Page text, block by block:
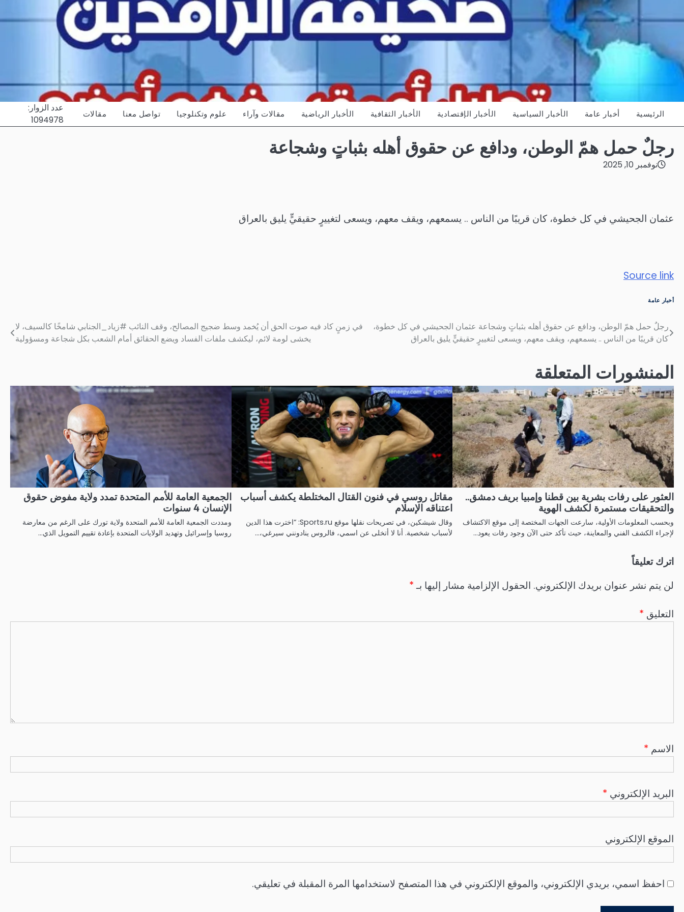
to
الرئيسية أخبار عامة الأخبار السياسية الأخبار الإقتصادية الأخبار الثقافية الأخبار الرياضية مقالات وآراء علوم وتكنلوجيا تواصل معنا مقالات
عدد الزوار:
1094978
رجلٌ حمل همّ الوطن، ودافع عن حقوق أهله بثباتٍ وشجاعة
نوفمبر 10, 2025
عثمان الجحيشي في كل خطوة، كان قريبًا من الناس .. يسمعهم، ويقف معهم، ويسعى لتغييرٍ حقيقيٍّ يليق بالعراق
Source link
أخبار عامة
تصفّح
المقالات
رجلٌ حمل همّ الوطن، ودافع عن حقوق أهله بثباتٍ وشجاعة عثمان الجحيشي في كل خطوة،
كان قريبًا من الناس .. يسمعهم، ويقف معهم، ويسعى لتغييرٍ حقيقيٍّ يليق بالعراق
في زمنٍ كاد فيه صوت الحق أن يُخمد وسط ضجيج المصالح، وقف النائب #زياد_الجنابي شامخًا كالسيف، لا
يخشى لومة لائم، ليكشف ملفات الفساد ويضع الحقائق أمام الشعب بكل شجاعة ومسؤولية
المنشورات المتعلقة
العثور على رفات بشرية بين قطنا وإمبيا بريف دمشق..
والتحقيقات مستمرة لكشف الهوية
وبحسب المعلومات الأولية، سارعت الجهات المختصة إلى موقع الاكتشاف
لإجراء الكشف الفني والمعاينة، حيث تأكد حتى الآن وجود رفات يعود…
مقاتل روسي في فنون القتال المختلطة يكشف أسباب
اعتناقه الإسلام
وقال شيشكين، في تصريحات نقلها موقع Sports.ru: “اخترت هذا الدين
لأسباب شخصية. أنا لا أتخلى عن اسمي، فالروس ينادونني سيرغي،…
الجمعية العامة للأمم المتحدة تمدد ولاية مفوض حقوق
الإنسان 4 سنوات
ومددت الجمعية العامة للأمم المتحدة ولاية تورك على الرغم من معارضة
روسيا ‌وإسرائيل وتهديد الولايات المتحدة بإعادة تقييم التمويل الذي…
اترك تعليقاً
لن يتم نشر عنوان بريدك الإلكتروني. الحقول الإلزامية مشار إليها بـ*
التعليق *
الاسم *
البريد الإلكتروني *
الموقع الإلكتروني
احفظ اسمي، بريدي الإلكتروني، والموقع الإلكتروني في هذا المتصفح لاستخدامها المرة المقبلة في تعليقي.